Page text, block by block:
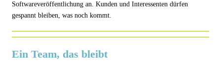
Softwareveröffentlichung an. Kunden und Interessenten dürfen
gespannt bleiben, was noch kommt.
Ein Team, das bleibt